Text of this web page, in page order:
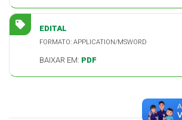
EDITAL
FORMATO: APPLICATION/MSWORD
BAIXAR EM: PDF